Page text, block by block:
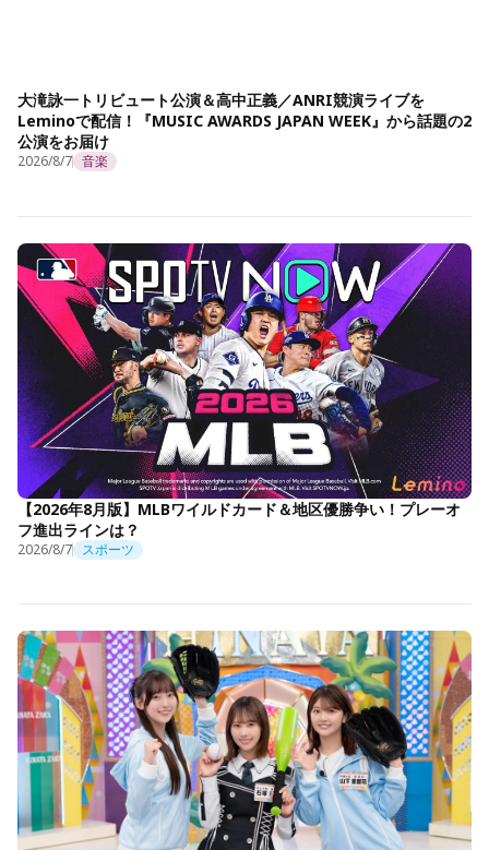
大滝詠一トリビュート公演＆高中正義／ANRI競演ライブを
Leminoで配信！『MUSIC AWARDS JAPAN WEEK』から話題の2
公演をお届け
2026/8/7 音楽
【2026年8月版】MLBワイルドカード＆地区優勝争い！プレーオ
フ進出ラインは？
2026/8/7 スポーツ